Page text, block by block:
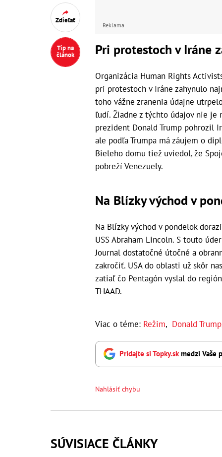
Zdieľať
Tip na
článok
Reklama
Pri protestoch v Iráne
Organizácia Human Rights
pri protestoch v Iráne zahynulo
toho vážne zranenia údajne
ľudí. Žiadne z týchto údajov nie je
prezident Donald Trump pohrozil
ale podľa Trumpa má záujem o
Bieleho domu tiež uviedol, že
pobreží Venezuely.
Na Blízky východ v
Na Blízky východ v pondelok
USS Abraham Lincoln. S touto
Journal dostatočné útočné a
zakročiť. USA do oblasti už skôr
zatiaľ čo Pentagón vyslal do
THAAD.
Viac o téme: Režim, Donald Trump
Pridajte si Topky.skmedzi Vaše
Nahlásiť chybu
SÚVISIACE ČLÁNKY